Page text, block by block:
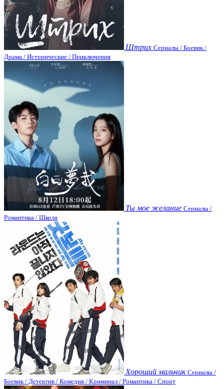
Штрих Сериалы / Боевик /
Драма / Исторические / Приключения
Ты мое желание Сериалы /
Романтика / Школа
Хороший мальчик Сериалы /
Боевик / Детектив / Комедия / Криминал / Романтика / Спорт